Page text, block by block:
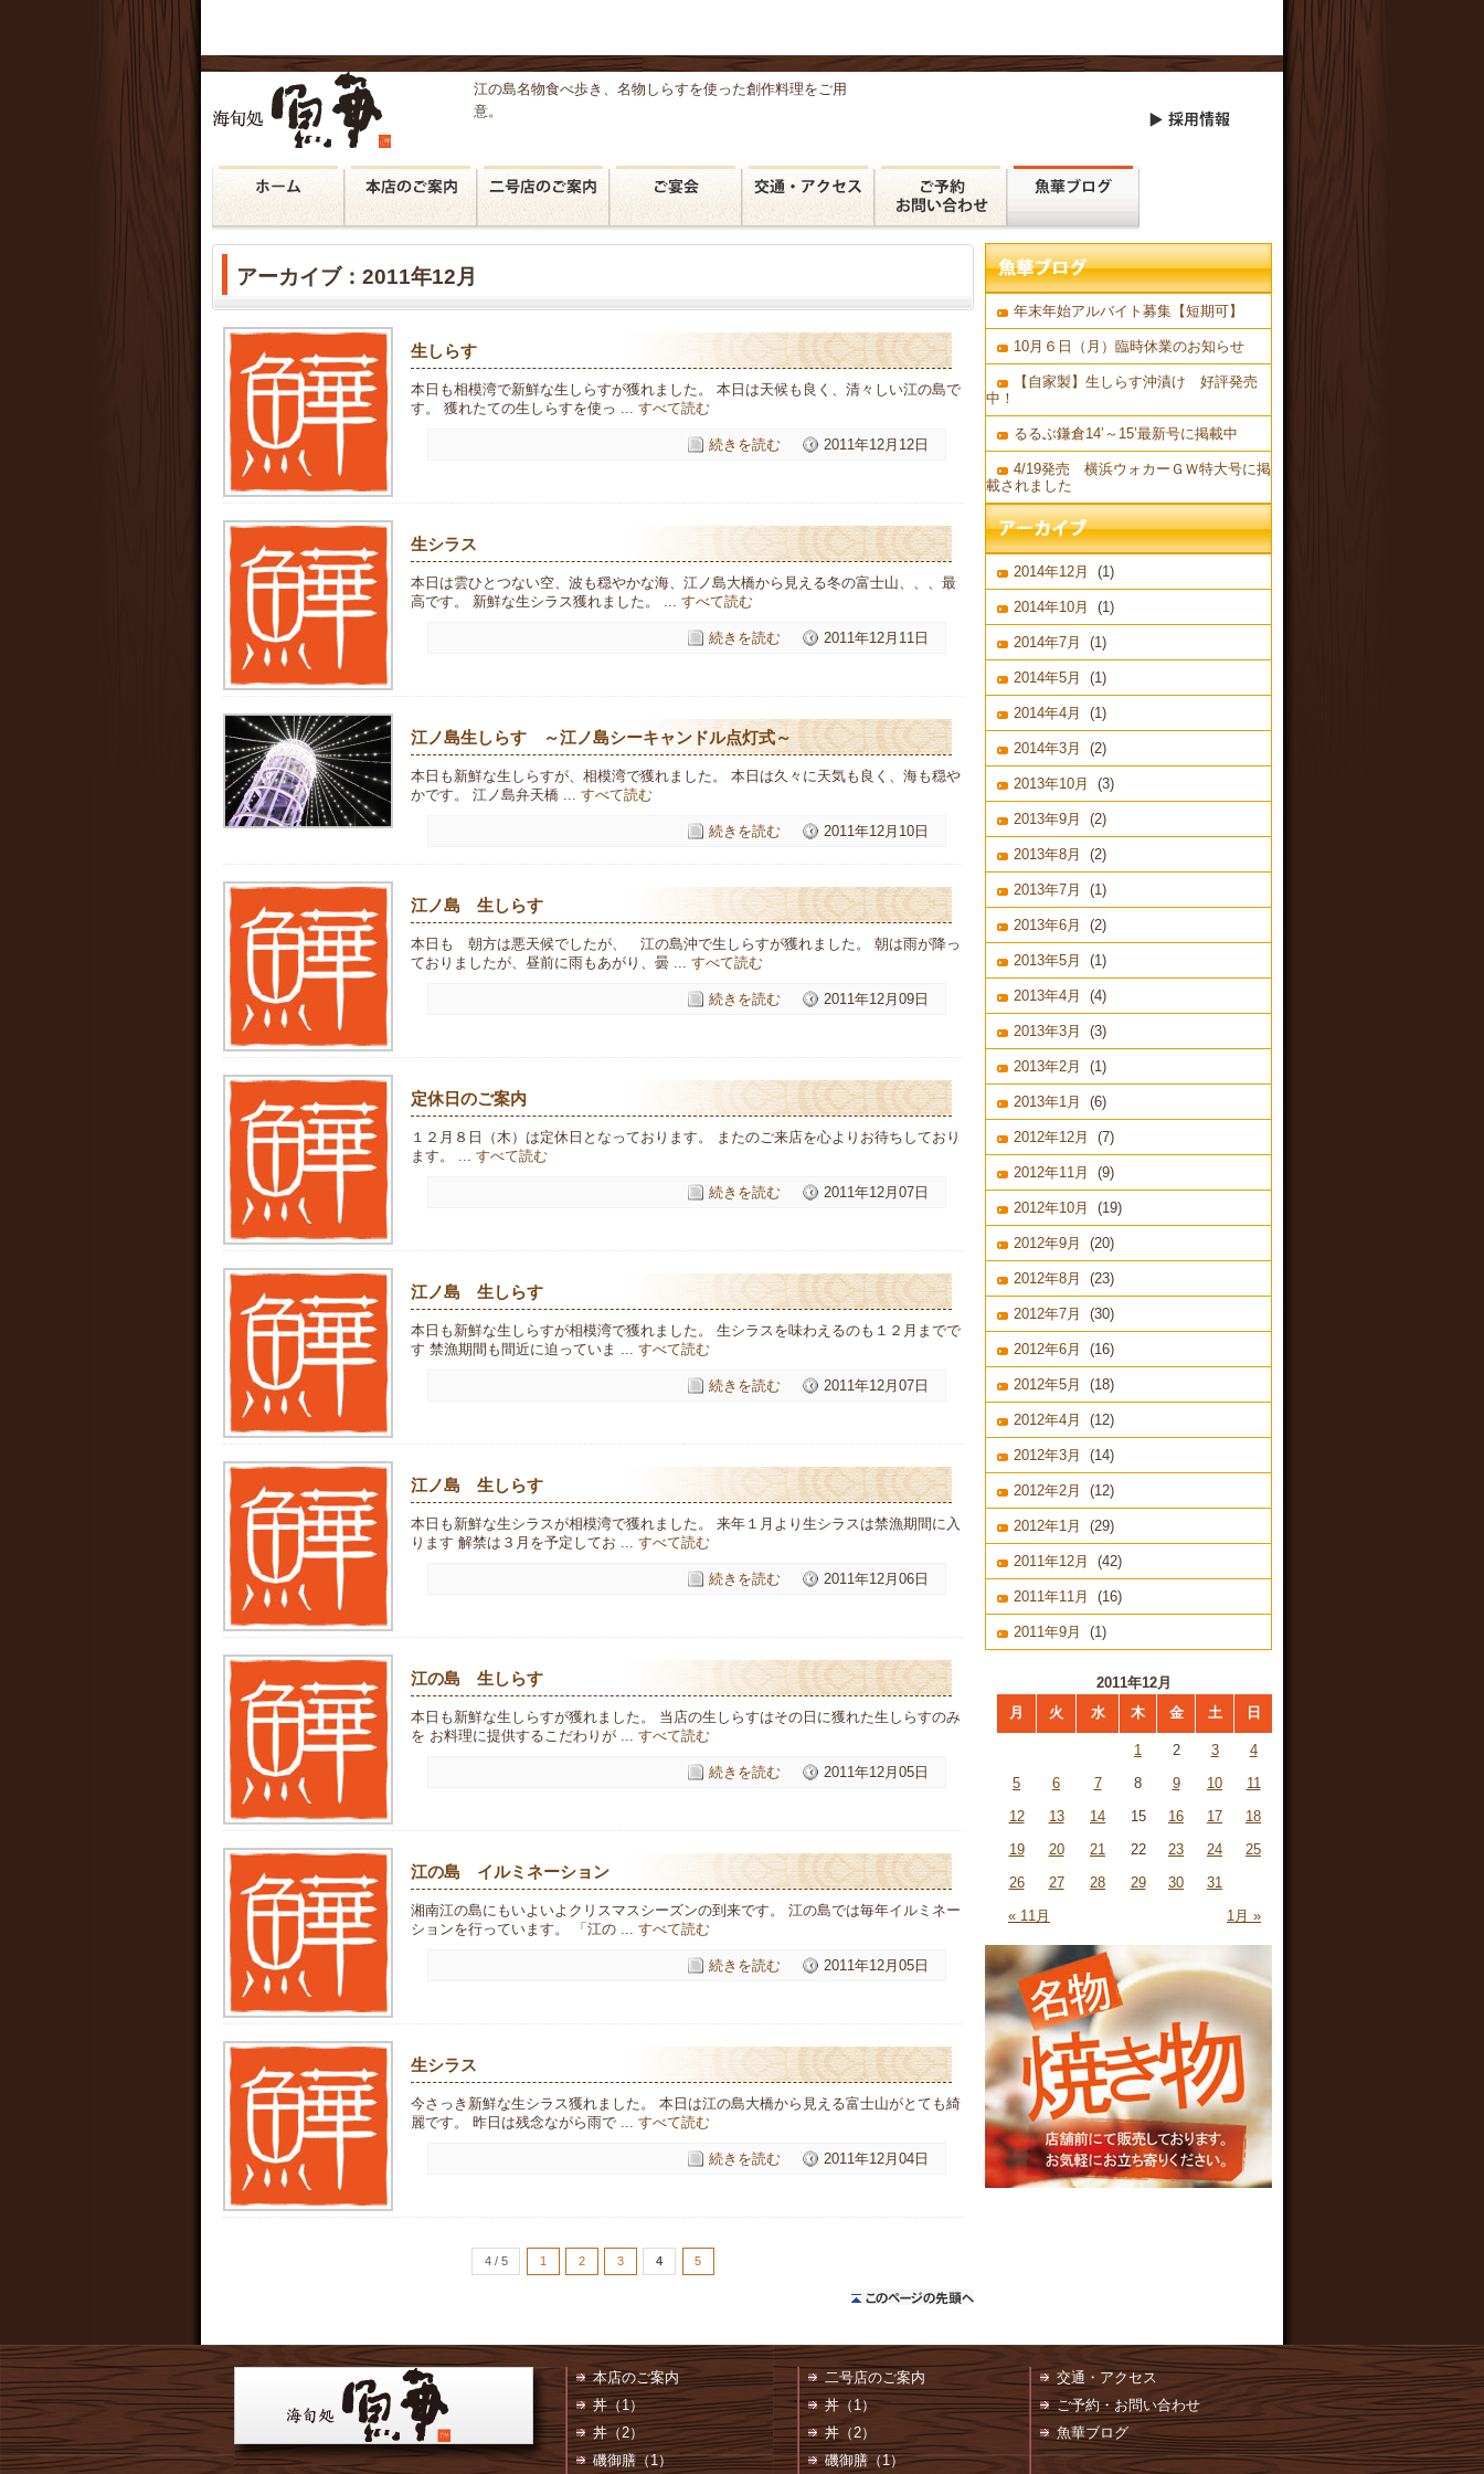
江の島名物食べ歩き、名物しらすを使った創作料理をご用
意。
アーカイブ：2011年12月
生しらす
本日も相模湾で新鮮な生しらすが獲れました。 本日は天候も良く、清々しい江の島で
す。 獲れたての生しらすを使っ ... すべて読む
続きを読む 2011年12月12日
生シラス
本日は雲ひとつない空、波も穏やかな海、江ノ島大橋から見える冬の富士山、、、最
高です。 新鮮な生シラス獲れました。 ... すべて読む
続きを読む 2011年12月11日
江ノ島生しらす ～江ノ島シーキャンドル点灯式～
本日も新鮮な生しらすが、相模湾で獲れました。 本日は久々に天気も良く、海も穏や
かです。 江ノ島弁天橋 ... すべて読む
続きを読む 2011年12月10日
江ノ島 生しらす
本日も 朝方は悪天候でしたが、 江の島沖で生しらすが獲れました。 朝は雨が降っ
ておりましたが、昼前に雨もあがり、曇 ... すべて読む
続きを読む 2011年12月09日
定休日のご案内
１２月８日（木）は定休日となっております。 またのご来店を心よりお待ちしており
ます。 ... すべて読む
続きを読む 2011年12月07日
江ノ島 生しらす
本日も新鮮な生しらすが相模湾で獲れました。 生シラスを味わえるのも１２月までで
す 禁漁期間も間近に迫っていま ... すべて読む
続きを読む 2011年12月07日
江ノ島 生しらす
本日も新鮮な生シラスが相模湾で獲れました。 来年１月より生シラスは禁漁期間に入
ります 解禁は３月を予定してお ... すべて読む
続きを読む 2011年12月06日
江の島 生しらす
本日も新鮮な生しらすが獲れました。 当店の生しらすはその日に獲れた生しらすのみ
を お料理に提供するこだわりが ... すべて読む
続きを読む 2011年12月05日
江の島 イルミネーション
湘南江の島にもいよいよクリスマスシーズンの到来です。 江の島では毎年イルミネー
ションを行っています。 「江の ... すべて読む
続きを読む 2011年12月05日
生シラス
今さっき新鮮な生シラス獲れました。 本日は江の島大橋から見える富士山がとても綺
麗です。 昨日は残念ながら雨で ... すべて読む
続きを読む 2011年12月04日
4 / 5 1 2 3 4 5
年末年始アルバイト募集【短期可】
10月６日（月）臨時休業のお知らせ
【自家製】生しらす沖漬け 好評発売
中！
るるぶ鎌倉14’～15’最新号に掲載中
4/19発売 横浜ウォカーＧＷ特大号に掲
載されました
2014年12月 (1)
2014年10月 (1)
2014年7月 (1)
2014年5月 (1)
2014年4月 (1)
2014年3月 (2)
2013年10月 (3)
2013年9月 (2)
2013年8月 (2)
2013年7月 (1)
2013年6月 (2)
2013年5月 (1)
2013年4月 (4)
2013年3月 (3)
2013年2月 (1)
2013年1月 (6)
2012年12月 (7)
2012年11月 (9)
2012年10月 (19)
2012年9月 (20)
2012年8月 (23)
2012年7月 (30)
2012年6月 (16)
2012年5月 (18)
2012年4月 (12)
2012年3月 (14)
2012年2月 (12)
2012年1月 (29)
2011年12月 (42)
2011年11月 (16)
2011年9月 (1)
2011年12月
月
火 水 木 金 土 日
« 11月 1月 »
1 2 3
4
5
6 7 8 9 10
11
12
13 14 15 16 17
18
19
20 21 22 23 24
25
26
27 28 29 30 31
本店のご案内
丼（1）
丼（2）
磯御膳（1）
二号店のご案内
丼（1）
丼（2）
磯御膳（1）
交通・アクセス
ご予約・お問い合わせ
魚華ブログ